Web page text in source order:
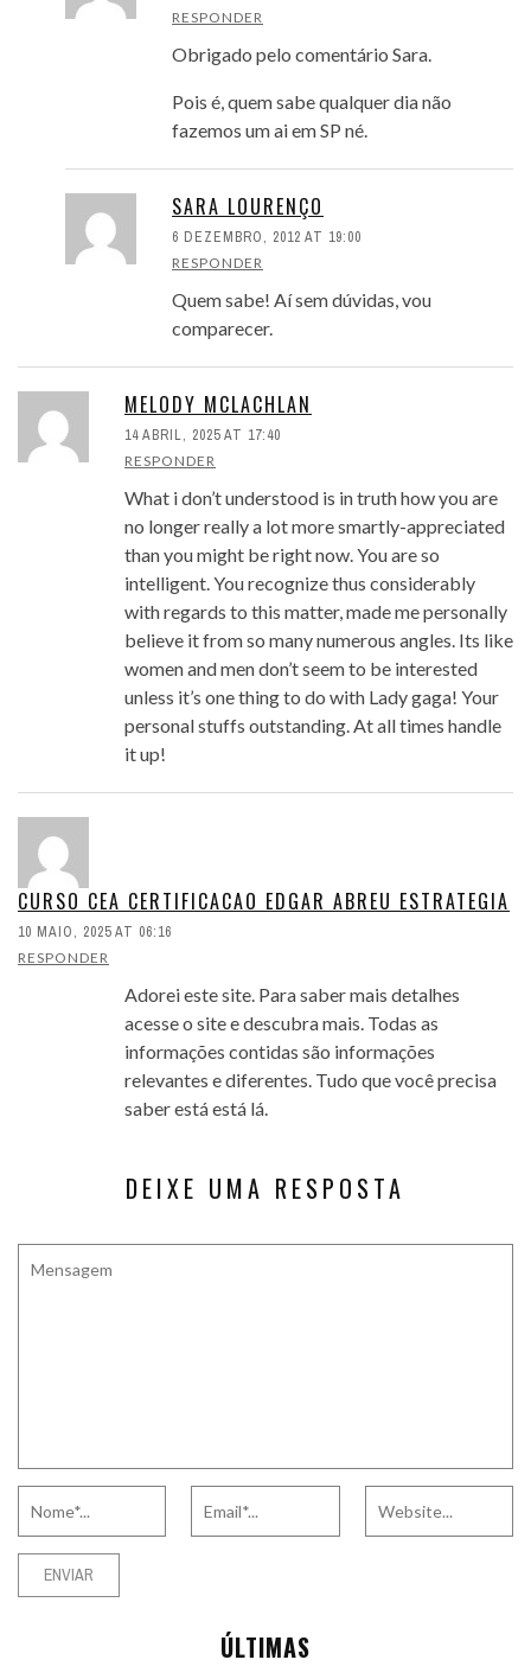
RESPONDER
Obrigado pelo comentário Sara.
Pois é, quem sabe qualquer dia não
fazemos um ai em SP né.
SARA LOURENÇO
6 DEZEMBRO, 2012 AT 19:00
RESPONDER
Quem sabe! Aí sem dúvidas, vou
comparecer.
MELODY MCLACHLAN
14 ABRIL, 2025 AT 17:40
RESPONDER
What i don’t understood is in truth how you are
no longer really a lot more smartly-appreciated
than you might be right now. You are so
intelligent. You recognize thus considerably
with regards to this matter, made me personally
believe it from so many numerous angles. Its like
women and men don’t seem to be interested
unless it’s one thing to do with Lady gaga! Your
personal stuffs outstanding. At all times handle
it up!
CURSO CEA CERTIFICACAO EDGAR ABREU ESTRATEGIA
10 MAIO, 2025 AT 06:16
RESPONDER
Adorei este site. Para saber mais detalhes
acesse o site e descubra mais. Todas as
informações contidas são informações
relevantes e diferentes. Tudo que você precisa
saber está está lá.
DEIXE UMA RESPOSTA
ÚLTIMAS